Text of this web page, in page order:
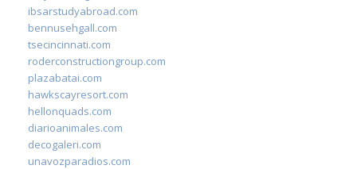
ibsarstudyabroad.com
bennusehgall.com
tsecincinnati.com
roderconstructiongroup.com
plazabatai.com
hawkscayresort.com
hellonquads.com
diarioanimales.com
decogaleri.com
unavozparadios.com